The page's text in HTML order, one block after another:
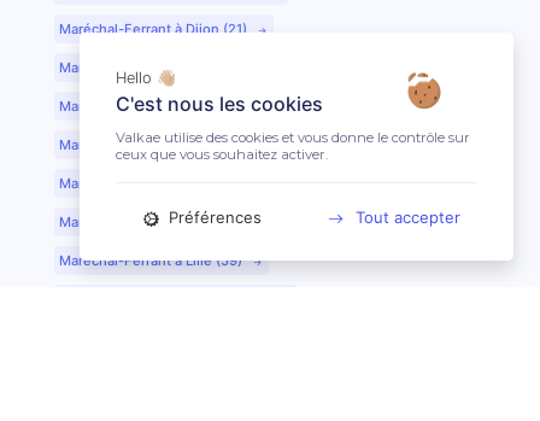
Maréchal-Ferrant à Dijon (21)
Maréchal-Ferrant à Evreux (27)
Maréchal-Ferrant à Fontainebleau (77)
Maréchal-Ferrant à Grenoble (38)
Maréchal-Ferrant à Guéret (23)
Maréchal-Ferrant au Mans (72)
Maréchal-Ferrant à Lille (59)
Hello 👋🏼
C'est nous les cookies
Valkae utilise des cookies et vous donne le contrôle sur
ceux que vous souhaitez activer.
Préférences Tout accepter